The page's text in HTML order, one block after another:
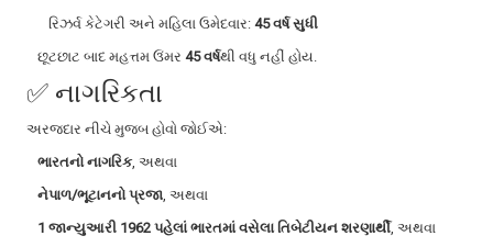
રિઝર્વ કેટેગરી અને મહિલા ઉમેદવાર: 45 વર્ષ સુધી
છૂટછાટ બાદ મહત્તમ ઉંમર 45 વર્ષથી વધુ નહીં હોય.
✅ નાગરિકતા
અરજદાર નીચે મુજબ હોવો જોઈએ:
ભારતનો નાગરિક, અથવા
નેપાળ/ભૂટાનનો પ્રજા, અથવા
1 જાન્યુઆરી 1962 પહેલાં ભારતમાં વસેલા તિબેટીયન શરણાર્થી, અથવા